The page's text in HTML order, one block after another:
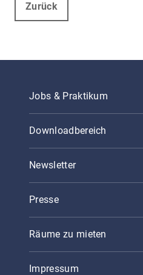
Zurück
Jobs & Praktikum
Downloadbereich
Newsletter
Presse
Räume zu mieten
Impressum